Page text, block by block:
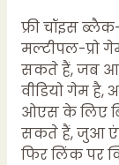
फ्री चॉइस
मल्टीपल-प्रो
सकते हैं, जब
वीडियो गेम है,
ओएस के लिए
सकते हैं, जुआ
फिर लिंक पर